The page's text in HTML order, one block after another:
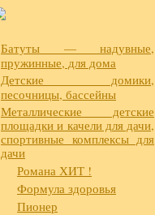
Батуты — надувные,
пружинные, для дома
Детские домики,
песочницы, бассейны
Металлические детские
площадки и качели для дачи,
спортивные комплексы для
дачи
Романа ХИТ !
Формула здоровья
Пионер